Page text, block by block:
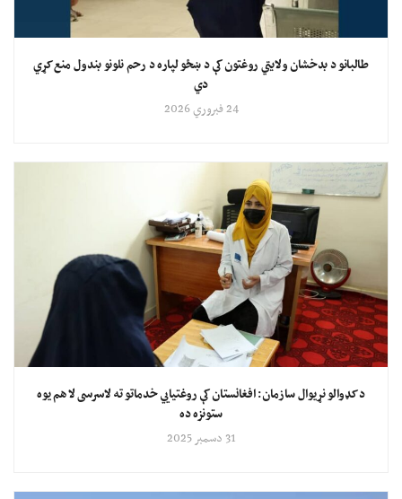
طالبانو د بدخشان ولایتي روغتون کې د ښځو لپاره د رحم نلونو بندول منع کړي
دي
24 فبروري 2026
د کډوالو نړیوال سازمان: افغانستان کې روغتیايي خدماتو ته لاسرسی لا هم یوه
ستونزه ده
31 دسمبر 2025